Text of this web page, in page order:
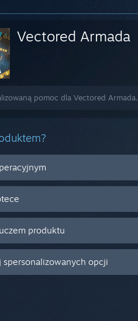
Vectored Armada
pomoc dla Vectored Armada.
produktu
opcji